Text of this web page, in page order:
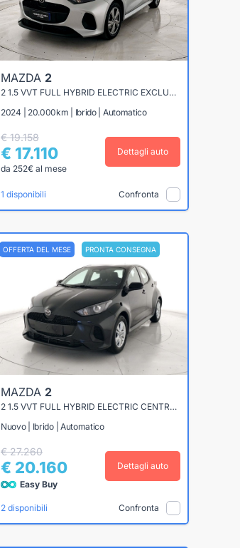
MAZDA 2
2 1.5 VVT FULL HYBRID ELECTRIC EXCLUSIVE LINE E-CVT
2024 | 20.000km | Ibrido | Automatico
€ 19.158
€ 17.110
da 252€ al mese
Dettagli auto
1 disponibili Confronta
OFFERTA DEL MESE PRONTA CONSEGNA
MAZDA 2
2 1.5 VVT FULL HYBRID ELECTRIC CENTRE LINE E-CVT
Nuovo | Ibrido | Automatico
€ 27.260
€ 20.160
Easy Buy
Dettagli auto
2 disponibili Confronta